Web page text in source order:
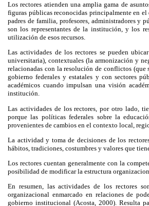
Los rectores atienden una amplia gama de
figuras públicas reconocidas principalmente en
padres de familia, profesores, administradores y
son los representantes de la institución, y los
utilización de esos recursos.
Las actividades de los rectores se pueden
universitaria), contextuales (la armonización y
relacionadas con la resolución de conflictos (que
gobierno federales y estatales y con sectores
académicos cuando impulsan una visión
institución.
Las actividades de los rectores, por otro lado,
porque las políticas federales sobre la
provenientes de cambios en el contexto local,
La actividad y toma de decisiones de los
hábitos, tradiciones, costumbres y valores que
Los rectores cuentan generalmente con la
posibilidad de modificar la estructura
En resumen, las actividades de los rectores
organizacional enmarcado en relaciones de
gobierno institucional (Acosta, 2000). Resulta